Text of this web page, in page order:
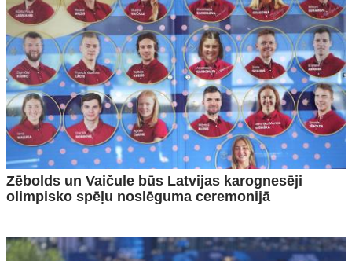
Zēbolds un Vaičule būs Latvijas karognesēji
olimpisko spēļu noslēguma ceremonijā